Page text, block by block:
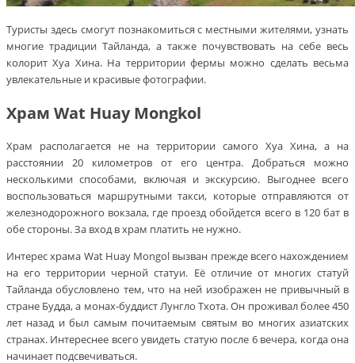
Туристы здесь смогут познакомиться с местными жителями, узнать
многие традиции Тайланда, а также почувствовать на себе весь
колорит Хуа Хина. На территории фермы можно сделать весьма
увлекательные и красивые фотографии.
Храм Wat Huay Mongkol
Храм располагается не на территории самого Хуа Хина, а на
расстоянии 20 километров от его центра. Добраться можно
несколькими способами, включая и экскурсию. Выгоднее всего
воспользоваться маршрутными такси, которые отправляются от
железнодорожного вокзала, где проезд обойдется всего в 120 бат в
обе стороны. За вход в храм платить не нужно.
Интерес храма Wat Huay Mongol вызван прежде всего нахождением
на его территории черной статуи. Её отличие от многих статуй
Тайланда обусловлено тем, что на ней изображен не привычный в
стране Будда, а монах-буддист Лунгло Тхота. Он проживал более 450
лет назад и был самым почитаемым святым во многих азиатских
странах. Интереснее всего увидеть статую после 6 вечера, когда она
начинает подсвечиваться.